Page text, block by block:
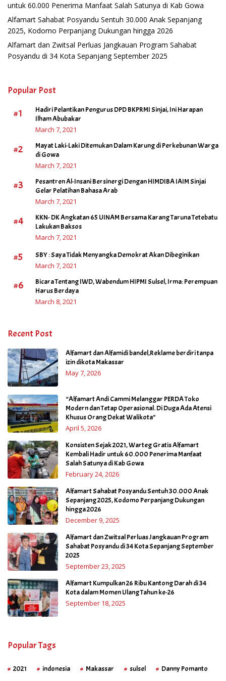
untuk 60.000 Penerima Manfaat Salah Satunya di Kab Gowa
Alfamart Sahabat Posyandu Sentuh 30.000 Anak Sepanjang
2025, Kodomo Perpanjang Dukungan hingga 2026
Alfamart dan Zwitsal Perluas Jangkauan Program Sahabat
Posyandu di 34 Kota Sepanjang September 2025
Popular Post
#1
Hadiri Pelantikan Pengurus DPD BKPRMI Sinjai, Ini Harapan
Ilham Abubakar
March 7, 2021
#2
Mayat Laki-Laki Ditemukan Dalam Karung di Perkebunan Warga
di Gowa
March 7, 2021
#3
Pesantren Al-Insani Bersinergi Dengan HIMDIBA IAIM Sinjai
Gelar Pelatihan Bahasa Arab
March 7, 2021
#4
KKN- DK Angkatan 65 UINAM Bersama Karang Taruna Tetebatu
Lakukan Baksos
March 7, 2021
#5 SBY : Saya Tidak Menyangka Demokrat Akan Dibeginikan
March 7, 2021
#6
Bicara Tentang IWD, Wabendum HIPMI Sulsel, Irma: Perempuan
Harus Berdaya
March 8, 2021
Recent Post
Alfamart dan Alfamidi bandel,Reklame berdiri tanpa
izin dikota Makassar
May 7, 2026
“Alfamart Andi Cammi Melanggar PERDA Toko
Modern dan Tetap Operasional. Di Duga Ada Atensi
Khusus Orang Dekat Walikota”
April 5, 2026
Konsisten Sejak 2021, Warteg Gratis Alfamart
Kembali Hadir untuk 60.000 Penerima Manfaat
Salah Satunya di Kab Gowa
February 24, 2026
Alfamart Sahabat Posyandu Sentuh 30.000 Anak
Sepanjang 2025, Kodomo Perpanjang Dukungan
hingga 2026
December 9, 2025
Alfamart dan Zwitsal Perluas Jangkauan Program
Sahabat Posyandu di 34 Kota Sepanjang September
2025
September 23, 2025
Alfamart Kumpulkan 26 Ribu Kantong Darah di 34
Kota dalam Momen Ulang Tahun ke-26
September 18, 2025
Popular Tags
2021 indonesia Makassar sulsel Danny Pomanto